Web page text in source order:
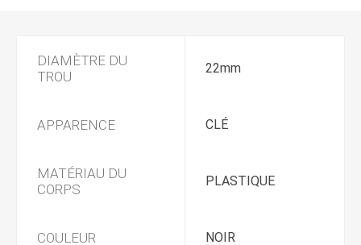
DIAMÈTRE DU
TROU
22mm
APPARENCE CLÉ
MATÉRIAU DU
CORPS
PLASTIQUE
COULEUR NOIR